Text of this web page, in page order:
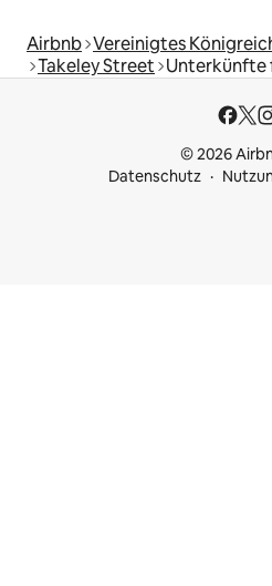
Airbnb Vereinigtes
Takeley Street Unterkünfte
© 2026
Datenschutz